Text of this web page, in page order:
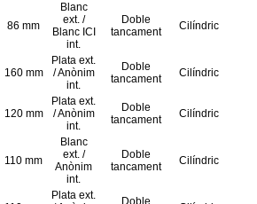
86 mm
Blanc
ext. /
Blanc ICI
int.
Doble
tancament
Cilíndric
160 mm
Plata ext.
/ Anònim
int.
Doble
tancament
Cilíndric
120 mm
Plata ext.
/ Anònim
int.
Doble
tancament
Cilíndric
110 mm
Blanc
ext. /
Anònim
int.
Doble
tancament
Cilíndric
Plata ext.